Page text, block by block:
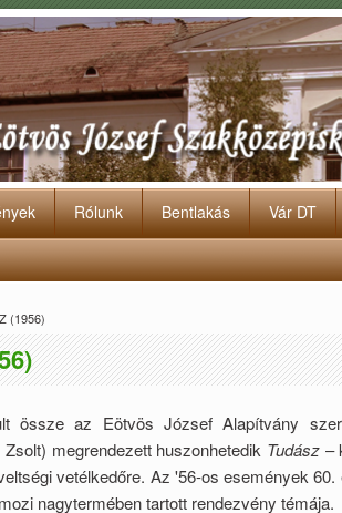
Rólunk Bentlakás Vár DT
(1956)
össze az Eötvös József Alapítvány
megrendezett huszonhetedik Tudász –
vetélkedőre. Az '56-os események
nagytermében tartott rendezvény témája.